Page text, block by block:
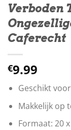
Verboden
Caferecht
€9.99
Geschikt
Makkelijk op
Formaat: 20